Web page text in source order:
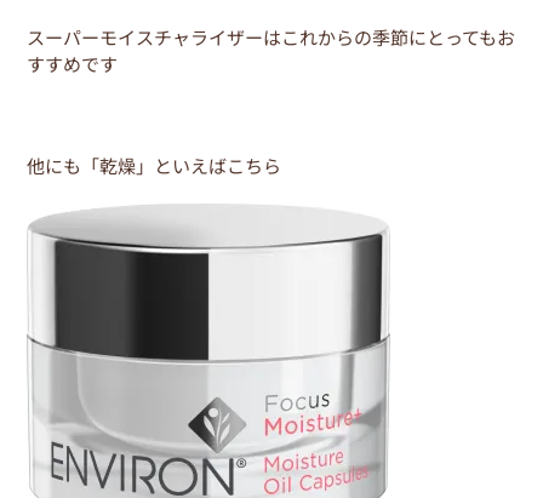
スーパーモイスチャライザーはこれからの季節にとってもお
すすめです
他にも「乾燥」といえばこちら